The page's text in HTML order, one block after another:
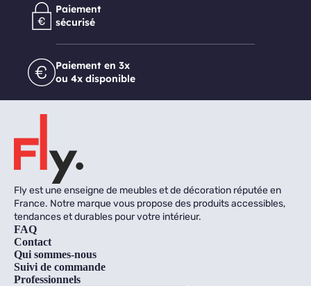
Paiement
sécurisé
Paiement en 3x
ou 4x disponible
Fly est une enseigne de meubles et de décoration réputée en
France. Notre marque vous propose des produits accessibles,
tendances et durables pour votre intérieur.
FAQ
Contact
Qui sommes-nous
Suivi de commande
Professionnels